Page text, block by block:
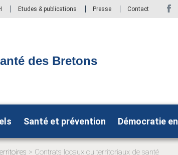
Etudes & publications Presse Contact
des Bretons
Santé et prévention Démocratie
Contrats locaux ou territoriaux de santé